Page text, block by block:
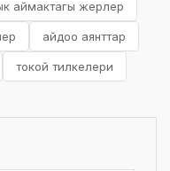
аймактагы жерлер
айдоо аянттар
токой тилкелери